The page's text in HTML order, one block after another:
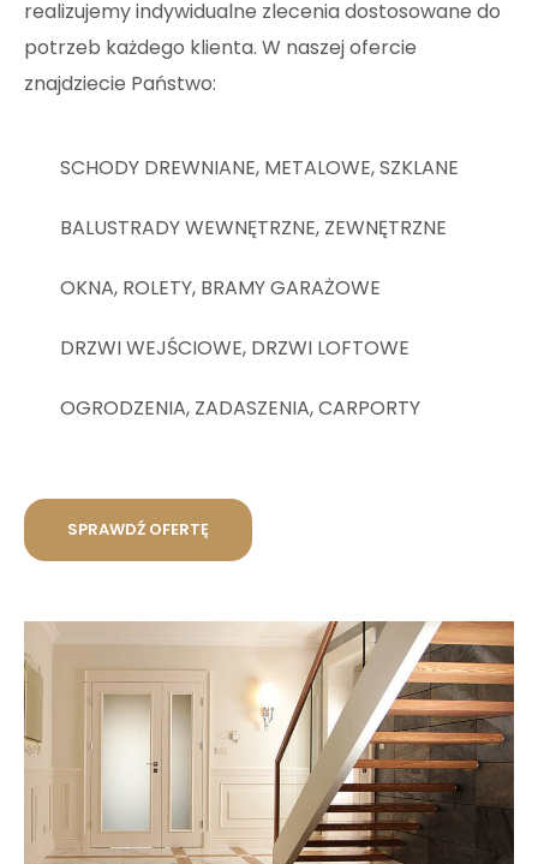
realizujemy indywidualne zlecenia dostosowane do
potrzeb każdego klienta. W naszej ofercie
znajdziecie Państwo:
SCHODY DREWNIANE, METALOWE, SZKLANE
BALUSTRADY WEWNĘTRZNE, ZEWNĘTRZNE
OKNA, ROLETY, BRAMY GARAŻOWE
DRZWI WEJŚCIOWE, DRZWI LOFTOWE
OGRODZENIA, ZADASZENIA, CARPORTY
SPRAWDŹ OFERTĘ